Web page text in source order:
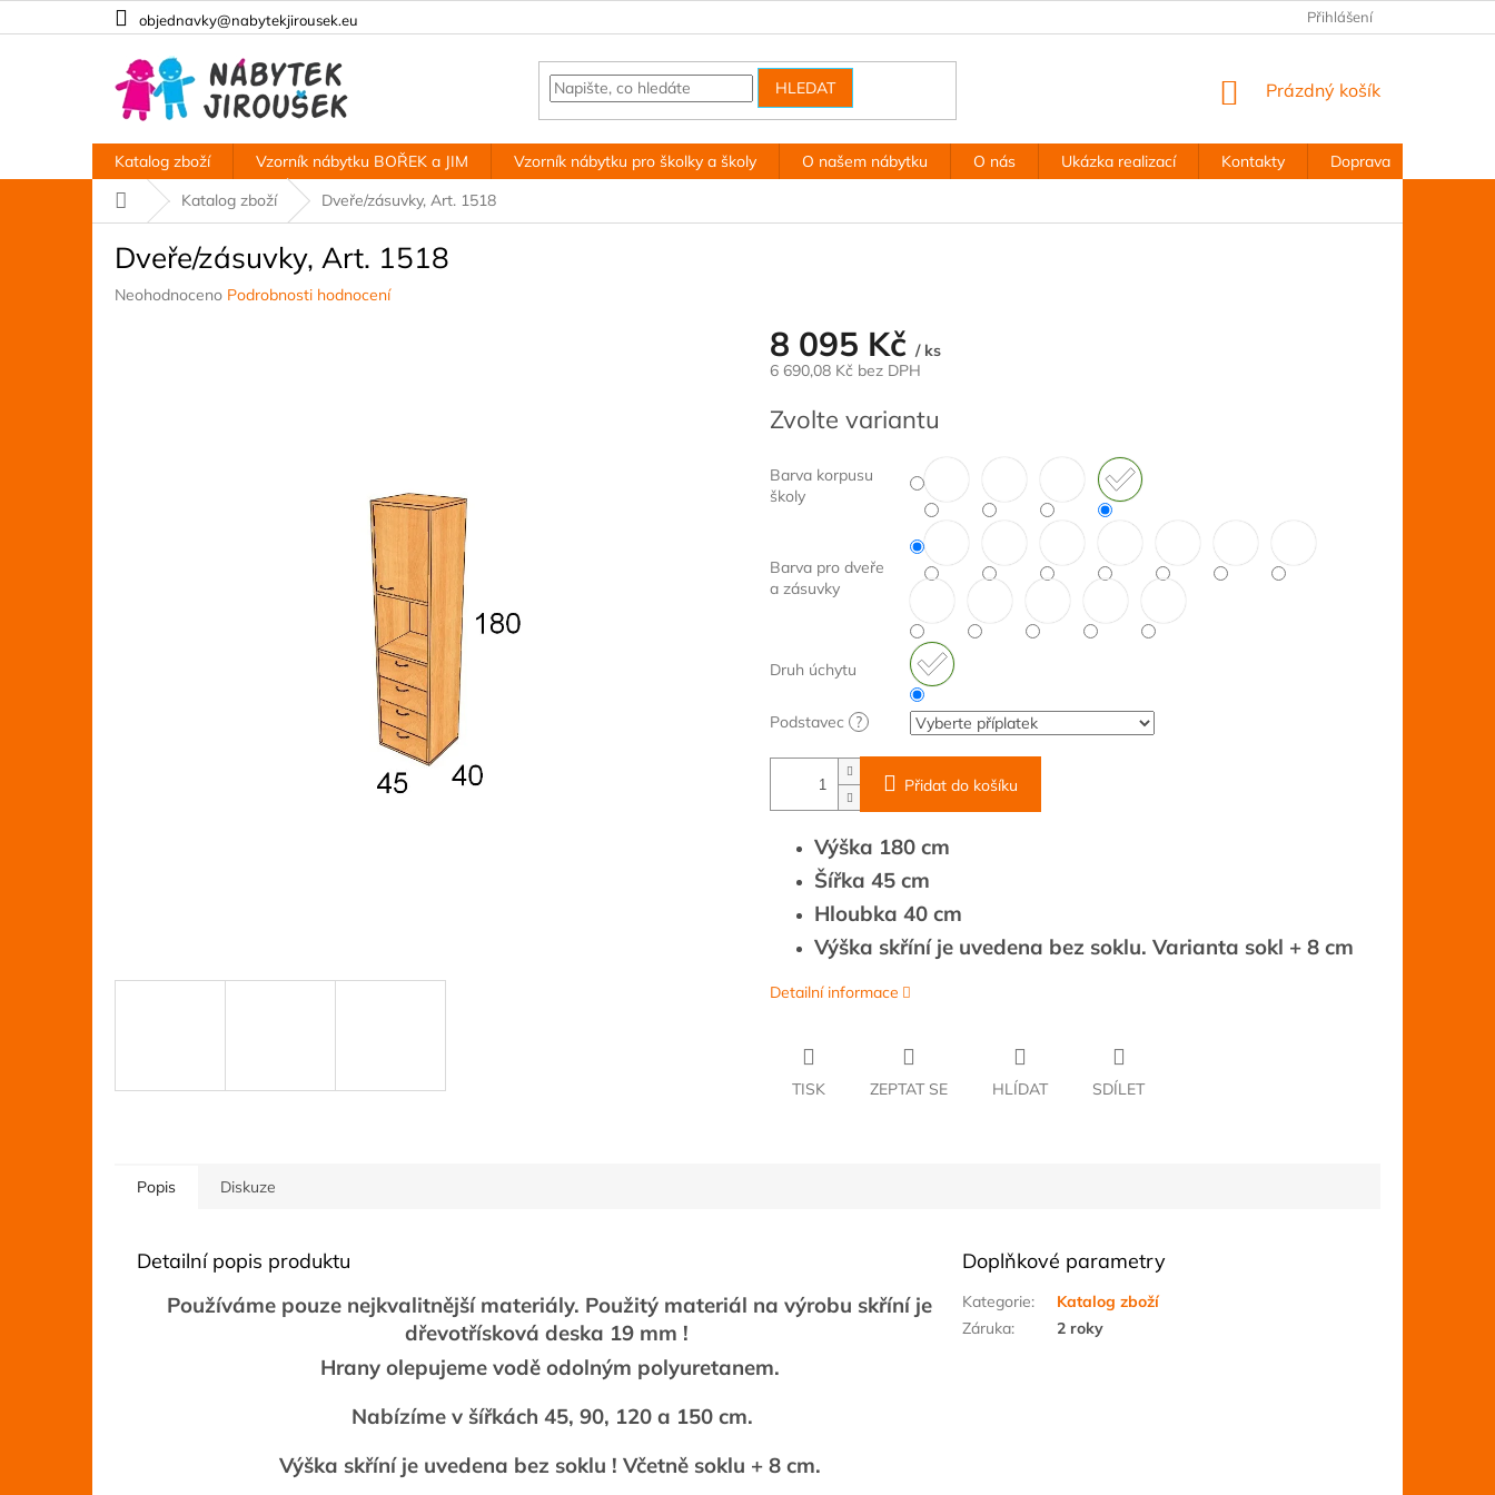
na
objednavky@nabytekjirousek.eu Přihlášení
HLEDAT
NÁKUPNÍ
Prázdný košík
Katalog zboží Vzorník nábytku BOŘEK a JIM Vzorník nábytku pro školky a školy O našem nábytku O nás Ukázka realizací Kontakty Doprava
Domů
Katalog zboží Dveře/zásuvky, Art. 1518
Dveře/zásuvky, Art. 1518
Průměrné
Neohodnoceno Podrobnosti hodnocení
8 095 Kč / ks
6 690,08 Kč bez DPH
cena:
Zvolte variantu
Barva korpusu
školy
Barva pro dveře
a zásuvky
Druh úchytu
Podstavec ?
Přidat do košíku
Výška 180 cm
Šířka 45 cm
Hloubka 40 cm
Výška skříní je uvedena bez soklu. Varianta sokl + 8 cm
Detailní informace
TISK ZEPTAT SE HLÍDAT SDÍLET
Popis Diskuze
Detailní popis produktu
Používáme pouze nejkvalitnější materiály. Použitý materiál na výrobu skříní je
dřevotřísková deska 19 mm !
Hrany olepujeme vodě odolným polyuretanem.
Nabízíme v šířkách 45, 90, 120 a 150 cm.
Výška skříní je uvedena bez soklu ! Včetně soklu + 8 cm.
Doplňkové parametry
Kategorie:
Katalog zboží
Záruka: 2 roky